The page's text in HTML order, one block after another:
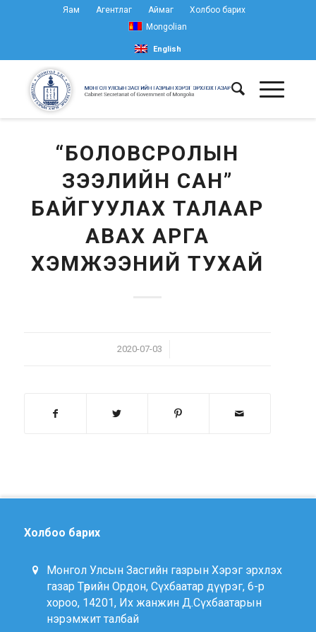
Яам Агентлаг Аймаг
Холбоо барих
Mongolian
English
“БОЛОВСРОЛЫН
ЗЭЭЛИЙН САН”
БАЙГУУЛАХ ТАЛААР
АВАХ АРГА
ХЭМЖЭЭНИЙ ТУХАЙ
2020-07-03
/
Холбоо барих
Монгол Улсын Засгийн газрын Хэрэг эрхлэх
газар Төрийн Ордон, Сүхбаатар дүүрэг, 6-р
хороо, 14201, Их жанжин Д.Сүхбаатарын
нэрэмжит талбай